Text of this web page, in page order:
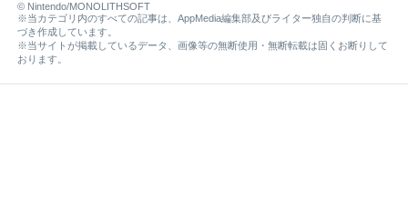
© Nintendo/MONOLITHSOFT
※当カテゴリ内のすべての記事は、AppMedia編集部及びライター独自の判断に基
づき作成しています。
※当サイトが掲載しているデータ、画像等の無断使用・無断転載は固くお断りして
おります。